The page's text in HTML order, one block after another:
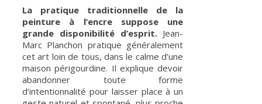
La pratique traditionnelle de la
peinture à l’encre suppose une
grande disponibilité d’esprit.Jean-
Marc Planchon pratique généralement
cet art loin de tous, dans le calme d’une
maison périgourdine. Il explique devoir
abandonner toute forme
d’intentionnalité pour laisser place à un